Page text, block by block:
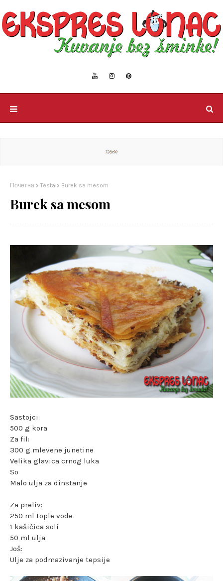
Почетна Testa Burek sa mesom
Burek sa mesom
Sastojci:
500 g kora
Za fil:
300 g mlevene junetine
Velika glavica crnog luka
So
Malo ulja za dinstanje
Za preliv:
250 ml tople vode
1 kašičica soli
50 ml ulja
Još:
Ulje za podmazivanje tepsije